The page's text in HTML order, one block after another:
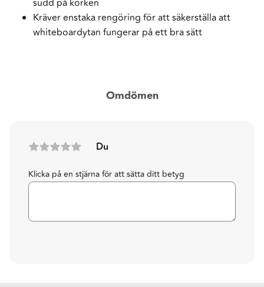
Kräver enstaka rengöring för att säkerställa att
whiteboardytan fungerar på ett bra sätt
Omdömen
Du
Klicka på en stjärna för att sätta ditt betyg